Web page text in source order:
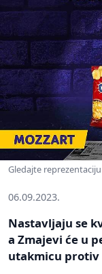
Gledajte
06.09.2023.
Nastavljaju se
a Zmajevi će u
utakmicu protiv